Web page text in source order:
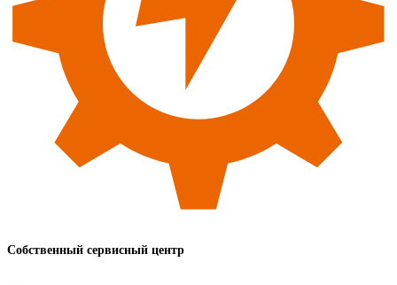
Собственный сервисный центр